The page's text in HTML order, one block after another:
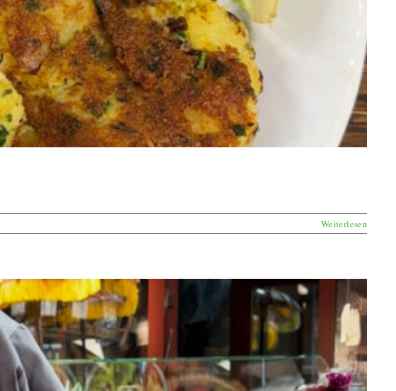
Weiterlesen